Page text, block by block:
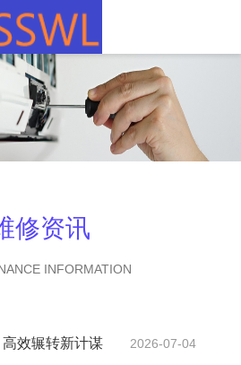
修资讯
INFORMATION
效辗转新计谋 2026-07-04